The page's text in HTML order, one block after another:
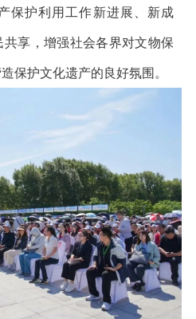
保护利用工作新进展、新成
享，增强社会各界对文物保
保护文化遗产的良好氛围。